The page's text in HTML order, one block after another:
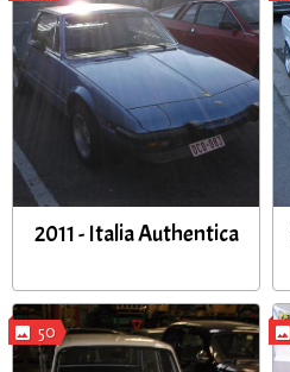
2011 - Italia Authentica
50